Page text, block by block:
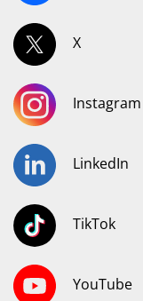
X
Instagram
LinkedIn
TikTok
YouTube